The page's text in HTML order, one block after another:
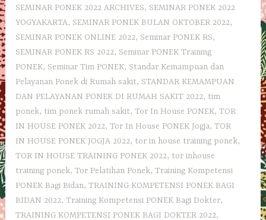
SEMINAR PONEK 2022 ARCHIVES, SEMINAR PONEK 2022
YOGYAKARTA, SEMINAR PONEK BULAN OKTOBER 2022,
SEMINAR PONEK ONLINE 2022, Seminar PONEK RS,
SEMINAR PONEK RS 2022, Seminar PONEK Training
PONEK, Seminar Tim PONEK, Standar Kemampuan dan
Pelayanan Ponek di Rumah sakit, STANDAR KEMAMPUAN
DAN PELAYANAN PONEK DI RUMAH SAKIT 2022, tim
ponek, tim ponek rumah sakit,Tor In House PONEK,TOR
IN HOUSE PONEK 2022,Tor In House PONEK Jogja,TOR
IN HOUSE PONEK JOGJA 2022, tor in house training ponek,
TOR IN HOUSE TRAINING PONEK 2022, tor inhouse
training ponek,Tor Pelatihan Ponek,Training Kompetensi
PONEK Bagi Bidan,TRAINING KOMPETENSI PONEK BAGI
BIDAN 2022,Training Kompetensi PONEK Bagi Dokter,
TRAINING KOMPETENSI PONEK BAGI DOKTER 2022,